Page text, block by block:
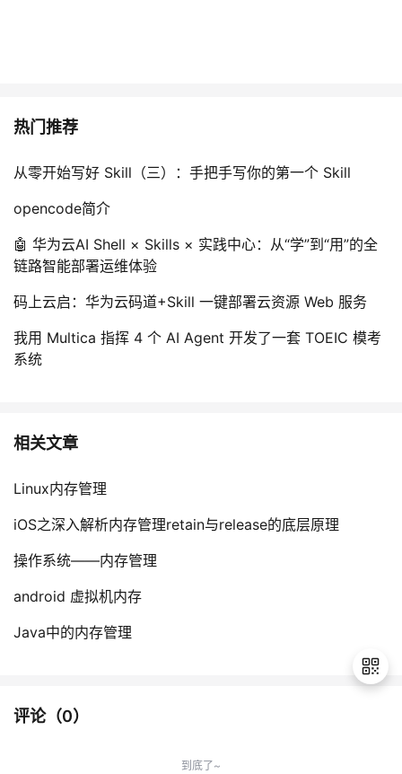
热门推荐
从零开始写好 Skill（三）：手把手写你的第一个 Skill
opencode简介
🤖 华为云AI Shell × Skills × 实践中心：从“学”到“用”的全
链路智能部署运维体验
码上云启：华为云码道+Skill 一键部署云资源 Web 服务
我用 Multica 指挥 4 个 AI Agent 开发了一套 TOEIC 模考
系统
相关文章
Linux内存管理
iOS之深入解析内存管理retain与release的底层原理
操作系统——内存管理
android 虚拟机内存
Java中的内存管理
评论（0）
到底了~